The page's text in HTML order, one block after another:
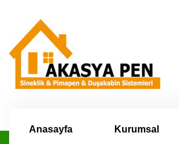
Anasayfa Kurumsal